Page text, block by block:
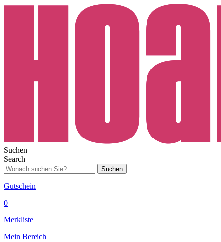
Suchen
Search
Suchen
Gutschein
0
Merkliste
Mein Bereich